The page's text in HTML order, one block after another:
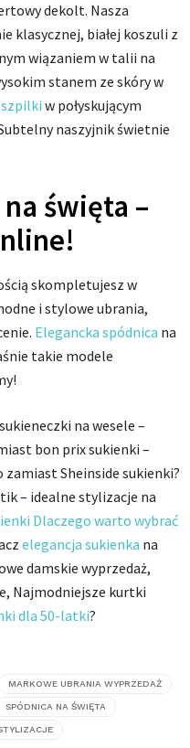
dekolt. Nasza
klasycznej, białej koszuli z
wiązaniem w talii na
stanem ze skóry w
szpilki w połyskującym
naszyjnik świetnie
święta –
skompletujesz w
i stylowe ubrania,
Elegancka spódnica na
takie modele
na wesele –
bon prix sukienki –
Sheinside sukienki?
– idealne stylizacje na
Dlaczego warto wybrać
elegancja sukienka na
damskie wyprzedaż,
Najmodniejsze kurtki
dla 50-latki?
MARKOWE UBRANIA WYPRZEDAŻ
SPÓDNICA NA ŚWIĘTA